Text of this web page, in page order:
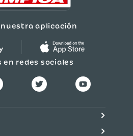
nuestra aplicación
en redes sociales